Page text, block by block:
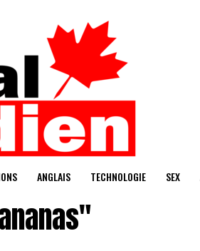
ANGLAIS TECHNOLOGIE SEX